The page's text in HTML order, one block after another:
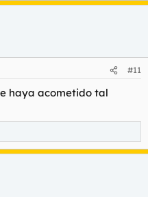
#11
haya acometido tal